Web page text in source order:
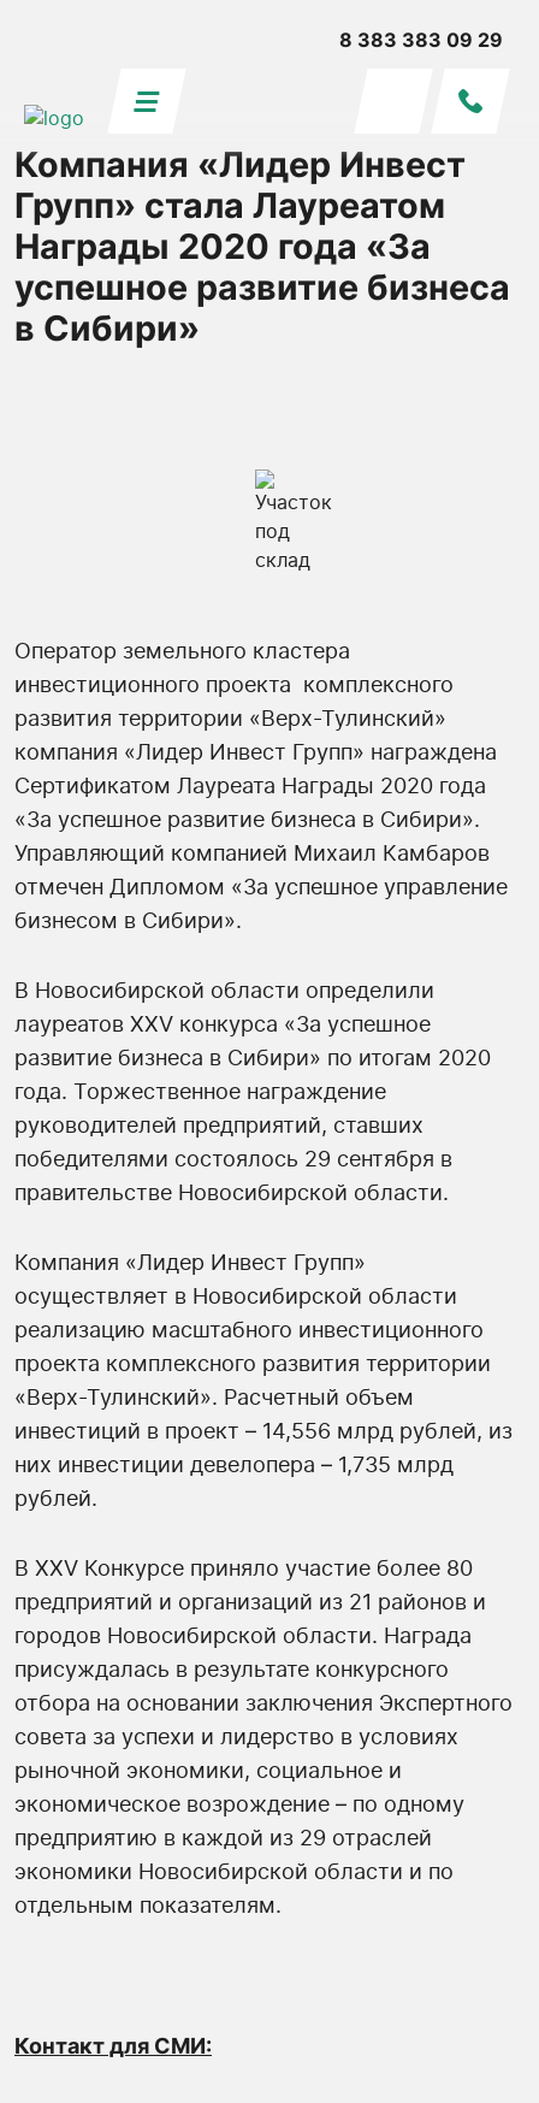
8 383 383 09 29
Компания «Лидер Инвест
Групп» стала Лауреатом
Награды 2020 года «За
успешное развитие бизнеса
в Сибири»
Оператор земельного кластера
инвестиционного проекта комплексного
развития территории «Верх-Тулинский»
компания «Лидер Инвест Групп» награждена
Сертификатом Лауреата Награды 2020 года
«За успешное развитие бизнеса в Сибири».
Управляющий компанией Михаил Камбаров
отмечен Дипломом «За успешное управление
бизнесом в Сибири».
В Новосибирской области определили
лауреатов XXV конкурса «За успешное
развитие бизнеса в Сибири» по итогам 2020
года. Торжественное награждение
руководителей предприятий, ставших
победителями состоялось 29 сентября в
правительстве Новосибирской области.
Компания «Лидер Инвест Групп»
осуществляет в Новосибирской области
реализацию масштабного инвестиционного
проекта комплексного развития территории
«Верх-Тулинский». Расчетный объем
инвестиций в проект – 14,556 млрд рублей, из
них инвестиции девелопера – 1,735 млрд
рублей.
В XXV Конкурсе приняло участие более 80
предприятий и организаций из 21 районов и
городов Новосибирской области. Награда
присуждалась в результате конкурсного
отбора на основании заключения Экспертного
совета за успехи и лидерство в условиях
рыночной экономики, социальное и
экономическое возрождение – по одному
предприятию в каждой из 29 отраслей
экономики Новосибирской области и по
отдельным показателям.
Контакт для СМИ: